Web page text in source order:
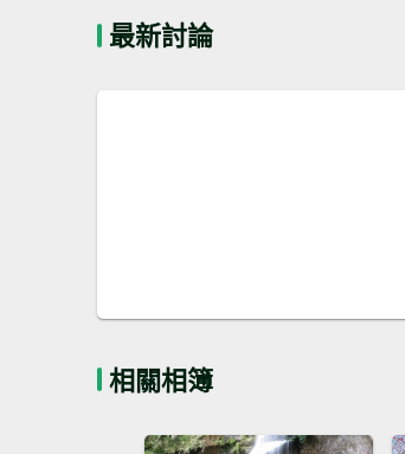
最新討論
相關相簿